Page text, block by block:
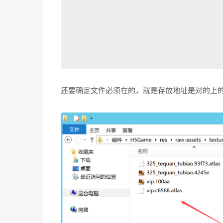
还要确定文件必须在的，就是存放地址是对的上